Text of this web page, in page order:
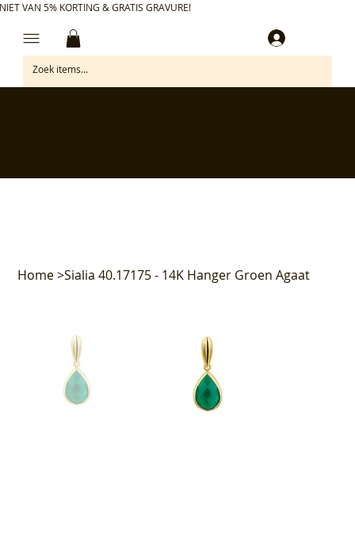
VAN 5% KORTING & GRATIS GRAVURE!
Home>Sialia 40.17175 - 14K Hanger Groen Agaat